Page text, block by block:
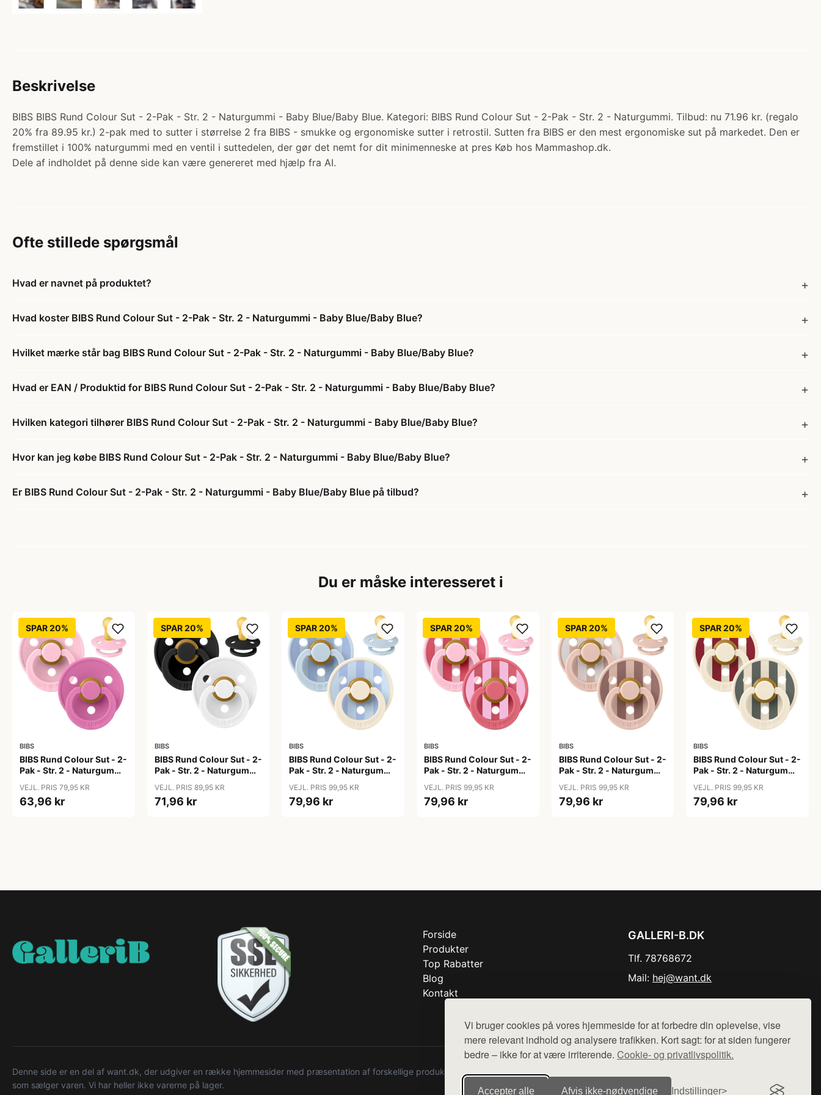
Vi bruger cookies på vores hjemmeside for at forbedre din oplevelse, vise
mere relevant indhold og analysere trafikken. Kort sagt: for at siden fungerer
bedre – ikke for at være irriterende. Cookie- og privatlivspolitik.
Accepter alle Afvis ikke‑nødvendige Indstillinger
Beskrivelse
BIBS BIBS Rund Colour Sut - 2-Pak - Str. 2 - Naturgummi - Baby Blue/Baby Blue. Kategori: BIBS Rund Colour Sut - 2-Pak - Str. 2 - Naturgummi. Tilbud: nu 71.96 kr. (regalo
20% fra 89.95 kr.) 2-pak med to sutter i størrelse 2 fra BIBS - smukke og ergonomiske sutter i retrostil. Sutten fra BIBS er den mest ergonomiske sut på markedet. Den er
fremstillet i 100% naturgummi med en ventil i suttedelen, der gør det nemt for dit minimenneske at pres Køb hos Mammashop.dk.
Dele af indholdet på denne side kan være genereret med hjælp fra AI.
Ofte stillede spørgsmål
Hvad er navnet på produktet?
Hvad koster BIBS Rund Colour Sut - 2-Pak - Str. 2 - Naturgummi - Baby Blue/Baby Blue?
Hvilket mærke står bag BIBS Rund Colour Sut - 2-Pak - Str. 2 - Naturgummi - Baby Blue/Baby Blue?
Hvad er EAN / Produktid for BIBS Rund Colour Sut - 2-Pak - Str. 2 - Naturgummi - Baby Blue/Baby Blue?
Hvilken kategori tilhører BIBS Rund Colour Sut - 2-Pak - Str. 2 - Naturgummi - Baby Blue/Baby Blue?
Hvor kan jeg købe BIBS Rund Colour Sut - 2-Pak - Str. 2 - Naturgummi - Baby Blue/Baby Blue?
Er BIBS Rund Colour Sut - 2-Pak - Str. 2 - Naturgummi - Baby Blue/Baby Blue på tilbud?
Du er måske interesseret i
SPAR 20%
BIBS
BIBS Rund Colour Sut - 2-
Pak - Str. 2 - Naturgummi
VEJL. PRIS 79,95 KR
63,96 kr
SPAR 20%
BIBS
BIBS Rund Colour Sut - 2-
Pak - Str. 2 - Naturgummi
VEJL. PRIS 89,95 KR
71,96 kr
SPAR 20%
BIBS
BIBS Rund Colour Sut - 2-
Pak - Str. 2 - Naturgummi
Blue/Dusty Blue Mix
VEJL. PRIS 99,95 KR
79,96 kr
SPAR 20%
BIBS
BIBS Rund Colour Sut - 2-
Pak - Str. 2 - Naturgummi
Pink/Coral Mix
VEJL. PRIS 99,95 KR
79,96 kr
SPAR 20%
BIBS
BIBS Rund Colour Sut - 2-
Pak - Str. 2 - Naturgummi
VEJL. PRIS 99,95 KR
79,96 kr
SPAR 20%
BIBS
BIBS Rund Colour Sut - 2-
Pak - Str. 2 - Naturgummi
Ruby/Pine Mix
VEJL. PRIS 99,95 KR
79,96 kr
Forside
Produkter
Top Rabatter
Blog
Kontakt
GALLERI-B.DK
Tlf. 78768672
Mail: hej@want.dk
Denne side er en del af want.dk, der udgiver en række hjemmesider med præsentation af forskellige produkter fra diverse webshops. Der sælges ikke varer fra denne side - vi henviser til de shops,
som sælger varen. Vi har heller ikke varerne på lager.